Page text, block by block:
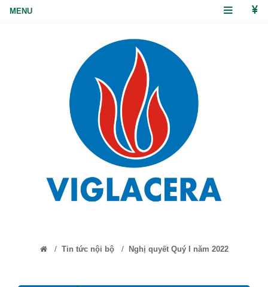
/ Tin tức nội bộ/ Nghị quyết Quý I năm 2022